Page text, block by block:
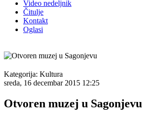
Video nedeljnik
Čitulje
Kontakt
Oglasi
Kategorija: Kultura
sreda, 16 decembar 2015 12:25
Otvoren muzej u Sagonjevu